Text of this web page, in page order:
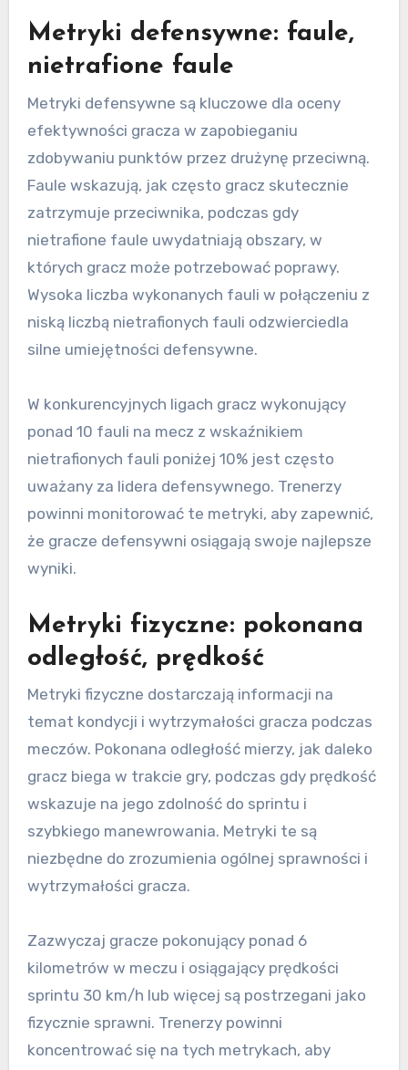
Metryki defensywne: faule,
nietrafione faule
Metryki defensywne są kluczowe dla oceny
efektywności gracza w zapobieganiu
zdobywaniu punktów przez drużynę przeciwną.
Faule wskazują, jak często gracz skutecznie
zatrzymuje przeciwnika, podczas gdy
nietrafione faule uwydatniają obszary, w
których gracz może potrzebować poprawy.
Wysoka liczba wykonanych fauli w połączeniu z
niską liczbą nietrafionych fauli odzwierciedla
silne umiejętności defensywne.
W konkurencyjnych ligach gracz wykonujący
ponad 10 fauli na mecz z wskaźnikiem
nietrafionych fauli poniżej 10% jest często
uważany za lidera defensywnego. Trenerzy
powinni monitorować te metryki, aby zapewnić,
że gracze defensywni osiągają swoje najlepsze
wyniki.
Metryki fizyczne: pokonana
odległość, prędkość
Metryki fizyczne dostarczają informacji na
temat kondycji i wytrzymałości gracza podczas
meczów. Pokonana odległość mierzy, jak daleko
gracz biega w trakcie gry, podczas gdy prędkość
wskazuje na jego zdolność do sprintu i
szybkiego manewrowania. Metryki te są
niezbędne do zrozumienia ogólnej sprawności i
wytrzymałości gracza.
Zazwyczaj gracze pokonujący ponad 6
kilometrów w meczu i osiągający prędkości
sprintu 30 km/h lub więcej są postrzegani jako
fizycznie sprawni. Trenerzy powinni
koncentrować się na tych metrykach, aby